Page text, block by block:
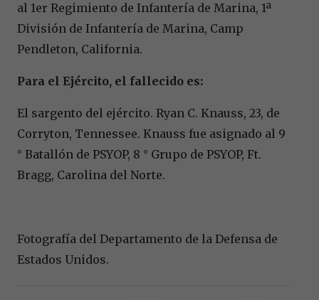
al 1er Regimiento de Infantería de Marina, 1ª
División de Infantería de Marina, Camp
Pendleton, California.
Para el Ejército, el fallecido es:
El sargento del ejército. Ryan C. Knauss, 23, de
Corryton, Tennessee. Knauss fue asignado al 9
° Batallón de PSYOP, 8 ° Grupo de PSYOP, Ft.
Bragg, Carolina del Norte.
Fotografía del Departamento de la Defensa de
Estados Unidos.